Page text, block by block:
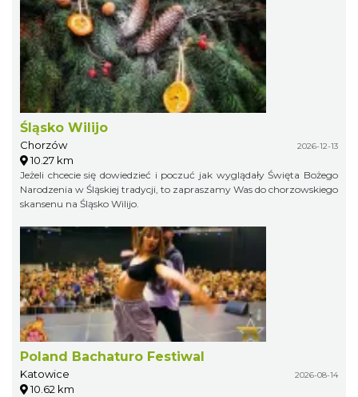
Śląsko Wilijo
Chorzów 2026-12-13
10.27 km
Jeżeli chcecie się dowiedzieć i poczuć jak wyglądały Święta Bożego
Narodzenia w Śląskiej tradycji, to zapraszamy Was do chorzowskiego
skansenu na Śląsko Wilijo.
Poland Bachaturo Festiwal
Katowice 2026-08-14
10.62 km